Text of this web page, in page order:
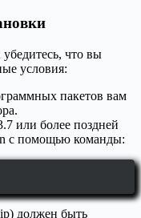
что вы
условия:
пакетов вам
или более поздней
с помощью команды:
должен быть